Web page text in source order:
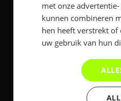
met onze
kunnen combineren
hen heeft verstrekt
uw gebruik van hun